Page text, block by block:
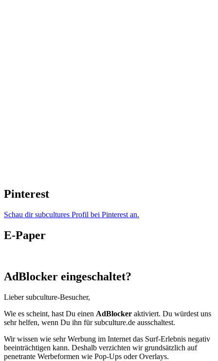
Pinterest
Schau dir subcultures Profil bei Pinterest an.
E-Paper
AdBlocker eingeschaltet?
Lieber subculture-Besucher,
Wie es scheint, hast Du einen AdBlocker aktiviert. Du würdest uns
sehr helfen, wenn Du ihn für subculture.de ausschaltest.
Wir wissen wie sehr Werbung im Internet das Surf-Erlebnis negativ
beeinträchtigen kann. Deshalb verzichten wir grundsätzlich auf
penetrante Werbeformen wie Pop-Ups oder Overlays.